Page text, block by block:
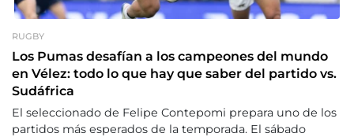
RUGBY
Los Pumas desafían a los campeones del mundo
en Vélez: todo lo que hay que saber del partido vs.
Sudáfrica
El seleccionado de Felipe Contepomi prepara uno de los
partidos más esperados de la temporada. El sábado